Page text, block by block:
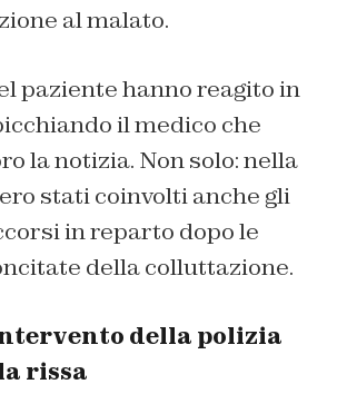
al malato.
paziente hanno reagito in
il medico che
la notizia. Non solo: nella
stati coinvolti anche gli
in reparto dopo le
della colluttazione.
della polizia
rissa